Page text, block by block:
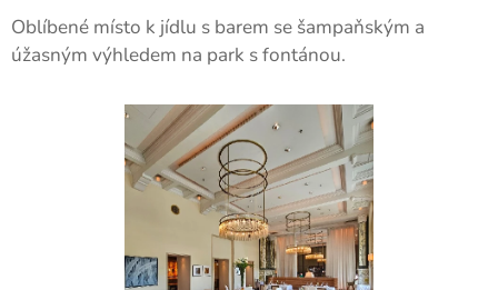
Oblíbené místo k jídlu s barem se šampaňským a
úžasným výhledem na park s fontánou.